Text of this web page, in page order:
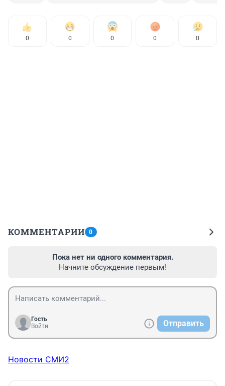
0 0 0 0 0
КОММЕНТАРИИ 0
Пока нет ни одного комментария.
Начните обсуждение первым!
Гость
Войти
Отправить
Новости СМИ2